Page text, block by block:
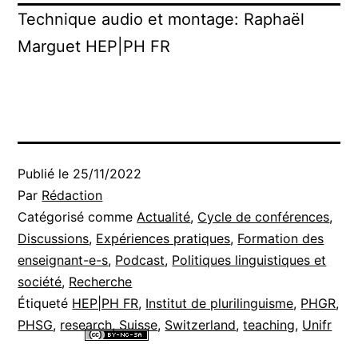
Technique audio et montage: Raphaël
Marguet HEP|PH FR
Publié le 25/11/2022
Par Rédaction
Catégorisé comme Actualité, Cycle de conférences,
Discussions, Expériences pratiques, Formation des
enseignant-e-s, Podcast, Politiques linguistiques et
société, Recherche
Étiqueté HEP|PH FR, Institut de plurilinguisme, PHGR,
PHSG, research, Suisse, Switzerland,teaching, Unifr